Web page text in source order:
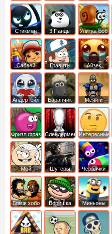
Кальмара
Стикмен 3 Панды Улитка Боб
Сабвей
Серф
Гравити
Фолз
Айзек
Андертейл
Баранчик
Шон
Мечи и
Сандали
Фризл фраз Слендермен Интересные
Мой
шумный
дом
Шутеры Червячки
Бомж хобо
Воришка
боб
Миньоны